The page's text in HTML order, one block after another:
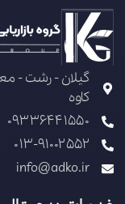
کاوه
09336441550
013-91002552
info@adko.ir